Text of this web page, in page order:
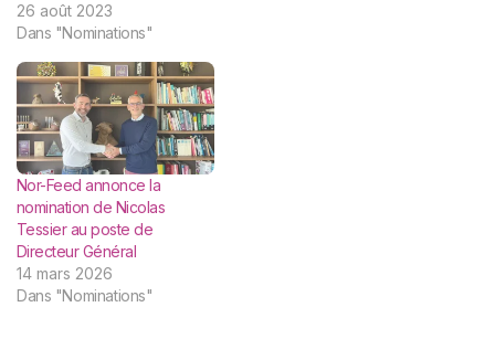
26 août 2023
Dans "Nominations"
Nor-Feed annonce la
nomination de Nicolas
Tessier au poste de
Directeur Général
14 mars 2026
Dans "Nominations"